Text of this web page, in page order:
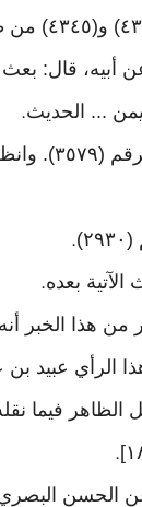
وأخرجه
أبيه، قال:
... الحديث.
وقد سلف
.
الآتية بعده.
من هذا الخبر
الرأي عبيد
الظاهر فيما
.
الحسن